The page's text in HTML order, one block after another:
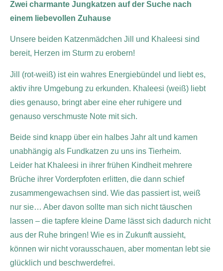
Zwei charmante Jungkatzen auf der Suche nach
einem liebevollen Zuhause
Unsere beiden Katzenmädchen Jill und Khaleesi sind
bereit, Herzen im Sturm zu erobern!
Jill (rot-weiß) ist ein wahres Energiebündel und liebt es,
aktiv ihre Umgebung zu erkunden. Khaleesi (weiß) liebt
dies genauso, bringt aber eine eher ruhigere und
genauso verschmuste Note mit sich.
Beide sind knapp über ein halbes Jahr alt und kamen
unabhängig als Fundkatzen zu uns ins Tierheim.
Leider hat Khaleesi in ihrer frühen Kindheit mehrere
Brüche ihrer Vorderpfoten erlitten, die dann schief
zusammengewachsen sind. Wie das passiert ist, weiß
nur sie… Aber davon sollte man sich nicht täuschen
lassen – die tapfere kleine Dame lässt sich dadurch nicht
aus der Ruhe bringen! Wie es in Zukunft aussieht,
können wir nicht vorausschauen, aber momentan lebt sie
glücklich und beschwerdefrei.